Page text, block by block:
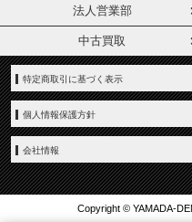
法人営業部
中古買取
特定商取引に基づく表示
個人情報保護方針
会社情報
Copyright © YAMADA-